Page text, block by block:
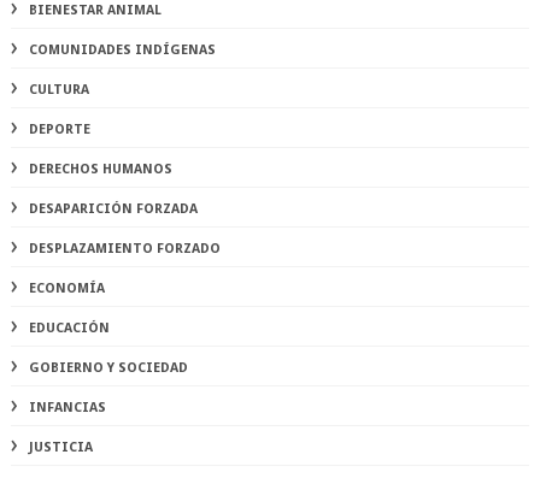
BIENESTAR ANIMAL
COMUNIDADES INDÍGENAS
CULTURA
DEPORTE
DERECHOS HUMANOS
DESAPARICIÓN FORZADA
DESPLAZAMIENTO FORZADO
ECONOMÍA
EDUCACIÓN
GOBIERNO Y SOCIEDAD
INFANCIAS
JUSTICIA